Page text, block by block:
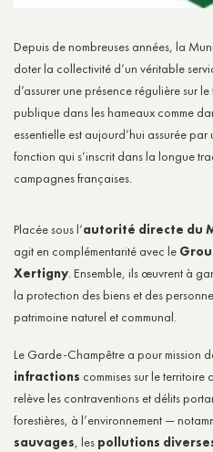
Depuis de nombreuses années, la
doter la collectivité d’un véritable
d’assurer une présence régulière sur
publique dans les hameaux comme
essentielle est aujourd’hui assurée par
fonction qui s’inscrit dans la longue
campagnes françaises.
Placée sous l’autorité directe du
agit en complémentarité avec le
Xertigny. Ensemble, ils œuvrent à
la protection des biens et des
patrimoine naturel et communal.
Le Garde-Champêtre a pour mission
infractions commises sur le
relève les contraventions et délits
forestières, à l’environnement —
sauvages, les pollutions